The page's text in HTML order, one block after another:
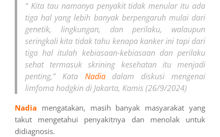
“ Kita tau namanya penyakit tidak menular itu ada
tiga hal yang lebih banyak berpengaruh mulai dari
genetik, lingkungan, dan perilaku, walaupun
seringkali kita tidak tahu kenapa kanker ini tapi dari
tiga hal itulah kebiasaan-kebiasaan dan perilaku
sehat termasuk skrining kesehatan itu menjadi
penting,” Kata Nadiadalam diskusi mengenai
limfoma hodgkin di Jakarta, Kamis (26/9/2024)
Nadia mengatakan, masih banyak masyarakat yang
takut mengetahui penyakitnya dan menolak untuk
didiagnosis.